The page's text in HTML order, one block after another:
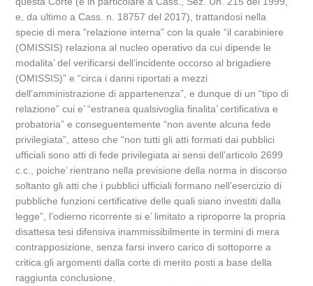
e, da ultimo a Cass. n. 18757 del 2017), trattandosi nella
specie di mera “relazione interna” con la quale “il carabiniere
(OMISSIS) relaziona al nucleo operativo da cui dipende le
modalita’ del verificarsi dell’incidente occorso al brigadiere
(OMISSIS)” e “circa i danni riportati a mezzi
dell’amministrazione di appartenenza”, e dunque di un “tipo di
relazione” cui e’ “estranea qualsivoglia finalita’ certificativa e
probatoria” e conseguentemente “non avente alcuna fede
privilegiata”, atteso che “non tutti gli atti formati dai pubblici
ufficiali sono atti di fede privilegiata ai sensi dell’articolo 2699
c.c., poiche’ rientrano nella previsione della norma in discorso
soltanto gli atti che i pubblici ufficiali formano nell’esercizio di
pubbliche funzioni certificative delle quali siano investiti dalla
legge”, l’odierno ricorrente si e’ limitato a riproporre la propria
disattesa tesi difensiva inammissibilmente in termini di mera
contrapposizione, senza farsi invero carico di sottoporre a
critica gli argomenti dalla corte di merito posti a base della
raggiunta conclusione.